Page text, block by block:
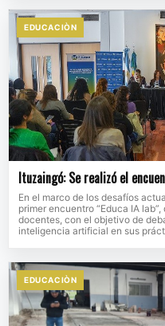
EDUCACIÒN
Ituzaingó: Se realizó el
En el marco de los desafíos
primer encuentro “Educa IA
docentes, con el objetivo de
inteligencia artificial en sus
EDUCACIÒN